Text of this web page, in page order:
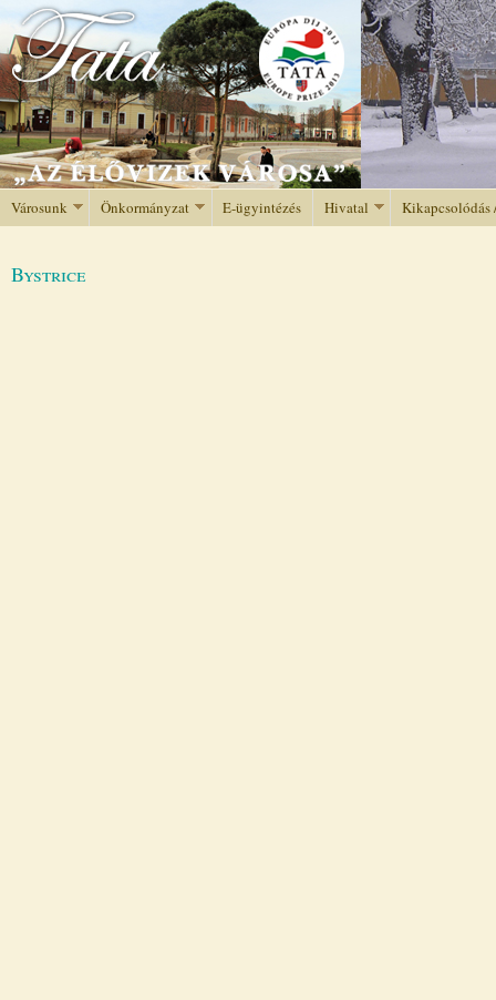
Jump to navigation
Városunk Önkormányzat E-ügyintézés Hivatal Kikapcsolódás
Bystrice